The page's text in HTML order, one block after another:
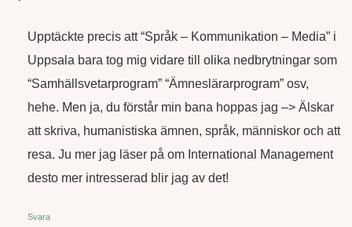
Upptäckte precis att “Språk – Kommunikation – Media” i
Uppsala bara tog mig vidare till olika nedbrytningar som
“Samhällsvetarprogram” “Ämneslärarprogram” osv,
hehe. Men ja, du förstår min bana hoppas jag –> Älskar
att skriva, humanistiska ämnen, språk, människor och att
resa. Ju mer jag läser på om International Management
desto mer intresserad blir jag av det!
Svara